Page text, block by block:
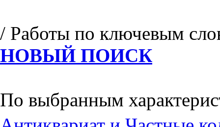
/ Работы по ключевым
НОВЫЙ ПОИСК
По выбранным